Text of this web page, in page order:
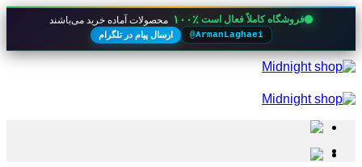
فروشگاه کاملاً فعال است ۱۰۰٪ محصولات آماده خرید می‌باشند
@ArmanLaghaei ارسال پیام در تلگرام
Skip
to